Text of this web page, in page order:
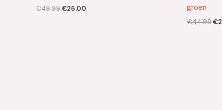
€49.99€25.00
groen
€44.99€